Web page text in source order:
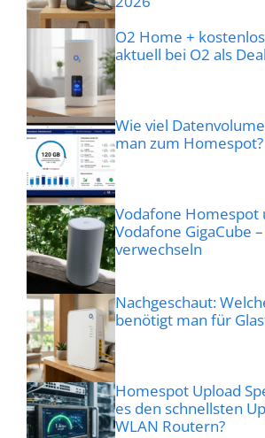
O2 Home +
aktuell bei O2 als Deal
Wie viel
man zum Homespot?
Vodafone Homespot
Vodafone GigaCube
verwechseln
Nachgeschaut:
benötigt man für
Homespot Upload
es den schnellsten
WLAN Routern?